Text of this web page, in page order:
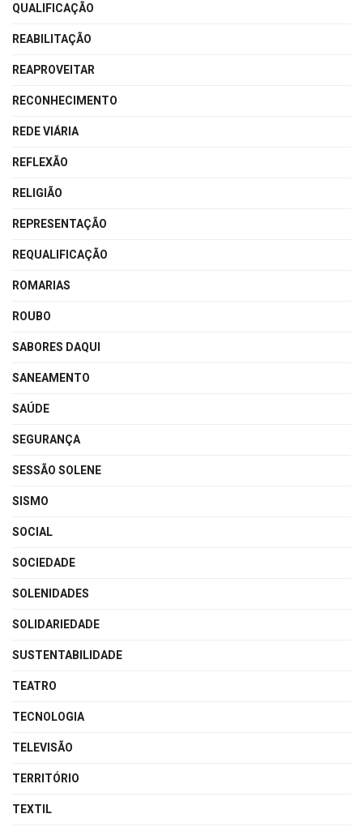
QUALIFICAÇÃO
REABILITAÇÃO
REAPROVEITAR
RECONHECIMENTO
REDE VIÁRIA
REFLEXÃO
RELIGIÃO
REPRESENTAÇÃO
REQUALIFICAÇÃO
ROMARIAS
ROUBO
SABORES DAQUI
SANEAMENTO
SAÚDE
SEGURANÇA
SESSÃO SOLENE
SISMO
SOCIAL
SOCIEDADE
SOLENIDADES
SOLIDARIEDADE
SUSTENTABILIDADE
TEATRO
TECNOLOGIA
TELEVISÃO
TERRITÓRIO
TEXTIL